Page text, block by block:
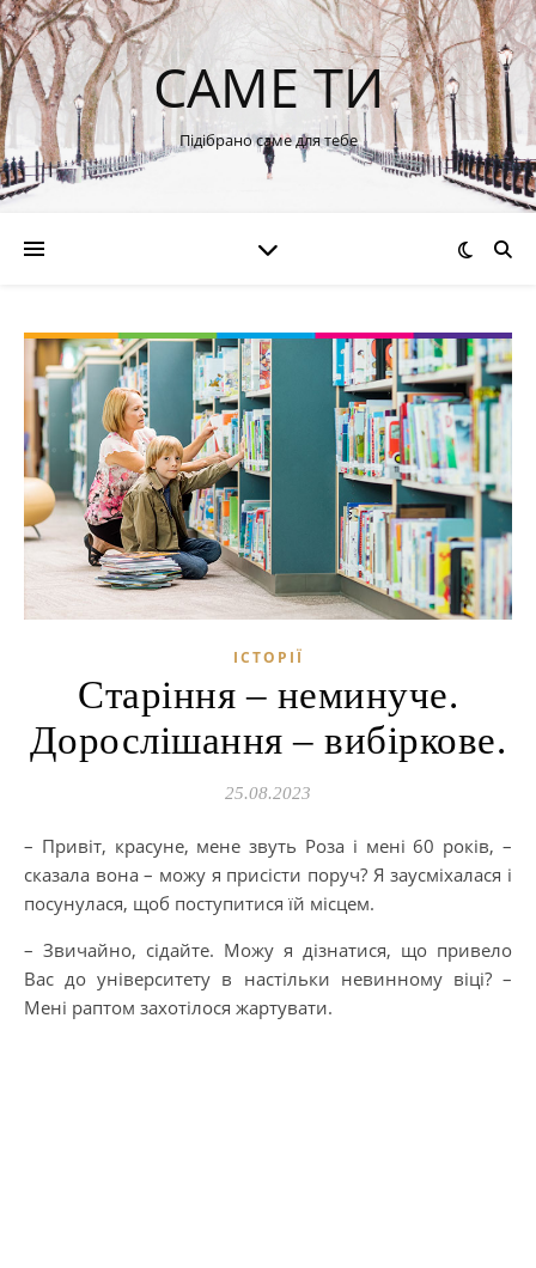
САМЕ ТИ
Підібрано саме для тебе
ІСТОРІЇ
Старіння – неминуче.
Дорослішання – вибіркове.
25.08.2023
– Привіт, красуне, мене звуть Роза і мені 60 років, –
сказала вона – можу я присісти поруч? Я заусміхалася і
посунулася, щоб поступитися їй місцем.
– Звичайно, сідайте. Можу я дізнатися, що привело
Вас до університету в настільки невинному віці? –
Мені раптом захотілося жартувати.